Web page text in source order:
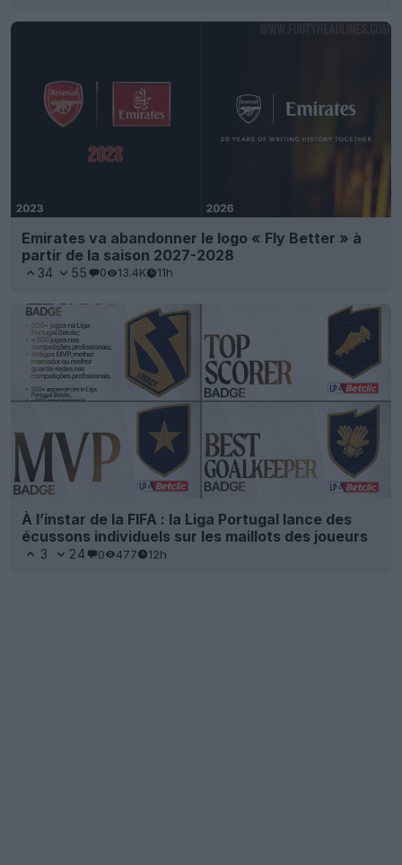
Emirates va abandonner le logo « Fly Better » à
partir de la saison 2027-2028
34 55 0 13.4K 11h
À l’instar de la FIFA : la Liga Portugal lance des
écussons individuels sur les maillots des joueurs
3 24 0 477 12h